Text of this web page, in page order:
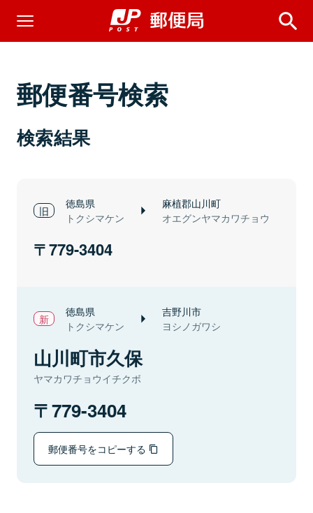
郵便番号検索
検索結果
徳島県
トクシマケン
麻植郡山川町
オエグンヤマカワチョウ
779-3404
徳島県
トクシマケン
吉野川市
ヨシノガワシ
山川町市久保
ヤマカワチョウイチクボ
779-3404
郵便番号をコピーする